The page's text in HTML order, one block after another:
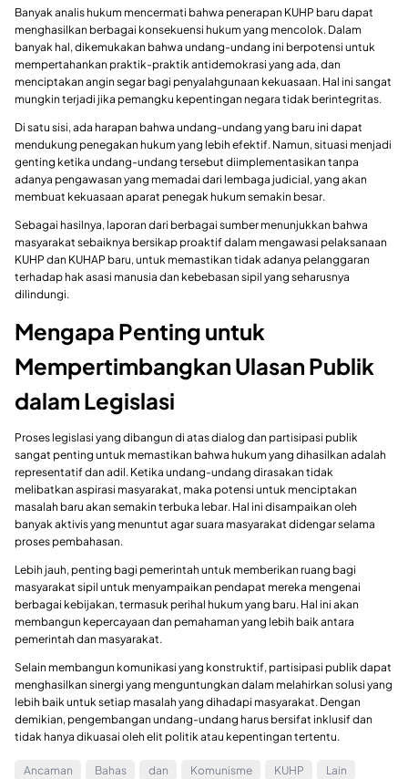
Banyak analis hukum mencermati bahwa penerapan KUHP baru dapat
menghasilkan berbagai konsekuensi hukum yang mencolok. Dalam
banyak hal, dikemukakan bahwa undang-undang ini berpotensi untuk
mempertahankan praktik-praktik antidemokrasi yang ada, dan
menciptakan angin segar bagi penyalahgunaan kekuasaan. Hal ini sangat
mungkin terjadi jika pemangku kepentingan negara tidak berintegritas.
Di satu sisi, ada harapan bahwa undang-undang yang baru ini dapat
mendukung penegakan hukum yang lebih efektif. Namun, situasi menjadi
genting ketika undang-undang tersebut diimplementasikan tanpa
adanya pengawasan yang memadai dari lembaga judicial, yang akan
membuat kekuasaan aparat penegak hukum semakin besar.
Sebagai hasilnya, laporan dari berbagai sumber menunjukkan bahwa
masyarakat sebaiknya bersikap proaktif dalam mengawasi pelaksanaan
KUHP dan KUHAP baru, untuk memastikan tidak adanya pelanggaran
terhadap hak asasi manusia dan kebebasan sipil yang seharusnya
dilindungi.
Mengapa Penting untuk
Mempertimbangkan Ulasan Publik
dalam Legislasi
Proses legislasi yang dibangun di atas dialog dan partisipasi publik
sangat penting untuk memastikan bahwa hukum yang dihasilkan adalah
representatif dan adil. Ketika undang-undang dirasakan tidak
melibatkan aspirasi masyarakat, maka potensi untuk menciptakan
masalah baru akan semakin terbuka lebar. Hal ini disampaikan oleh
banyak aktivis yang menuntut agar suara masyarakat didengar selama
proses pembahasan.
Lebih jauh, penting bagi pemerintah untuk memberikan ruang bagi
masyarakat sipil untuk menyampaikan pendapat mereka mengenai
berbagai kebijakan, termasuk perihal hukum yang baru. Hal ini akan
membangun kepercayaan dan pemahaman yang lebih baik antara
pemerintah dan masyarakat.
Selain membangun komunikasi yang konstruktif, partisipasi publik dapat
menghasilkan sinergi yang menguntungkan dalam melahirkan solusi yang
lebih baik untuk setiap masalah yang dihadapi masyarakat. Dengan
demikian, pengembangan undang-undang harus bersifat inklusif dan
tidak hanya dikuasai oleh elit politik atau kepentingan tertentu.
Ancaman Bahas dan Komunisme KUHP
Lain